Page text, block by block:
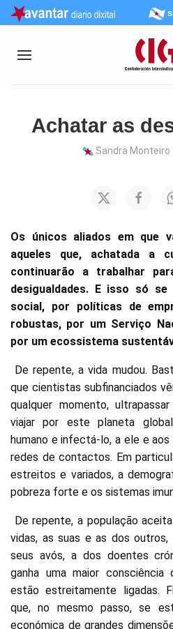
Achatar as
Sandra Monteiro
Os únicos aliados em que
aqueles que, achatada a
continuarão a trabalhar
desigualdades. E isso só
social, por políticas de
robustas, por um Serviço
por um ecossistema
De repente, a vida mudou.
que cientistas subfinanciados
qualquer momento,
viajar por este planeta
humano e infectá-lo, a ele e
redes de contactos. Em
estreitos e variados, a
pobreza forte e os sistemas
De repente, a população
vidas, as suas e as dos
seus avós, a dos doentes
ganha uma maior
estão estreitamente ligadas.
que, no mesmo passo, se
económica de grandes